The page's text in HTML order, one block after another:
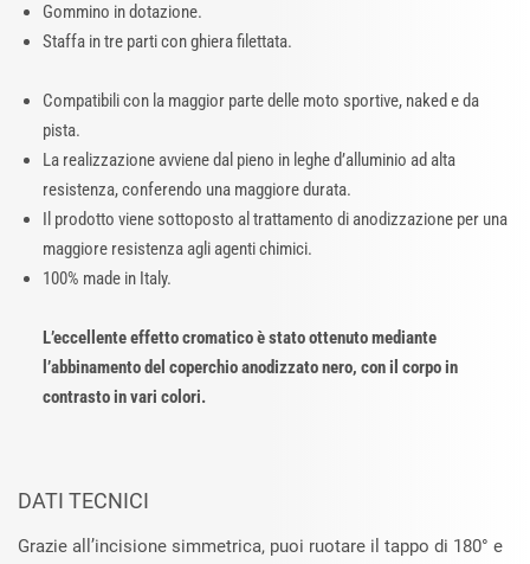
Gommino in dotazione.
Staffa in tre parti con ghiera filettata.
Compatibili con la maggior parte delle moto sportive, naked e da
pista.
La realizzazione avviene dal pieno in leghe d’alluminio ad alta
resistenza, conferendo una maggiore durata.
Il prodotto viene sottoposto al trattamento di anodizzazione per una
maggiore resistenza agli agenti chimici.
100% made in Italy.
L’eccellente effetto cromatico è stato ottenuto mediante
l’abbinamento del coperchio anodizzato nero, con il corpo in
contrasto in vari colori.
DATI TECNICI
Grazie all’incisione simmetrica, puoi ruotare il tappo di 180° e